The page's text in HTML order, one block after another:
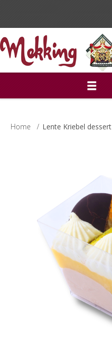
Home / Lente Kriebel dessert